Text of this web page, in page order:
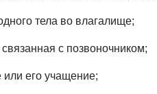
тела во влагалище;
с позвоночником;
или его учащение;